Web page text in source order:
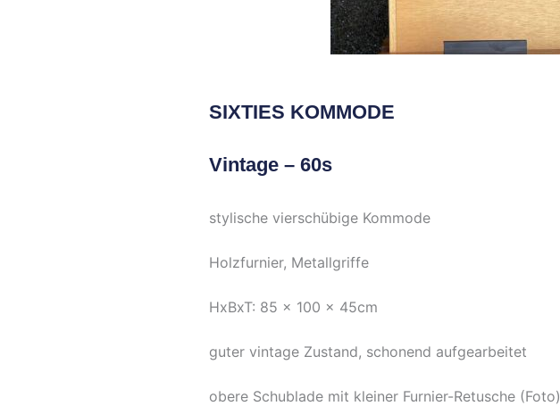
SIXTIES KOMMODE
Vintage – 60s
stylische vierschübige Kommode
Holzfurnier, Metallgriffe
HxBxT: 85 x 100 x 45cm
guter vintage Zustand, schonend aufgearbeitet
obere Schublade mit kleiner Furnier-Retusche (Foto)